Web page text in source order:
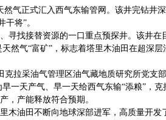
气正式汇入西气东输管网。该井完钻井
将”。
找接替资源的一口重点预探井。该井在
然气“富矿”，标志着塔里木油田在超深
拉采油气管理区油气藏地质研究所党支
一天产气、早一天给西气东输“添粮”，克
，产能释放符合预期。
油田不断向地球深部进军，高质量开发